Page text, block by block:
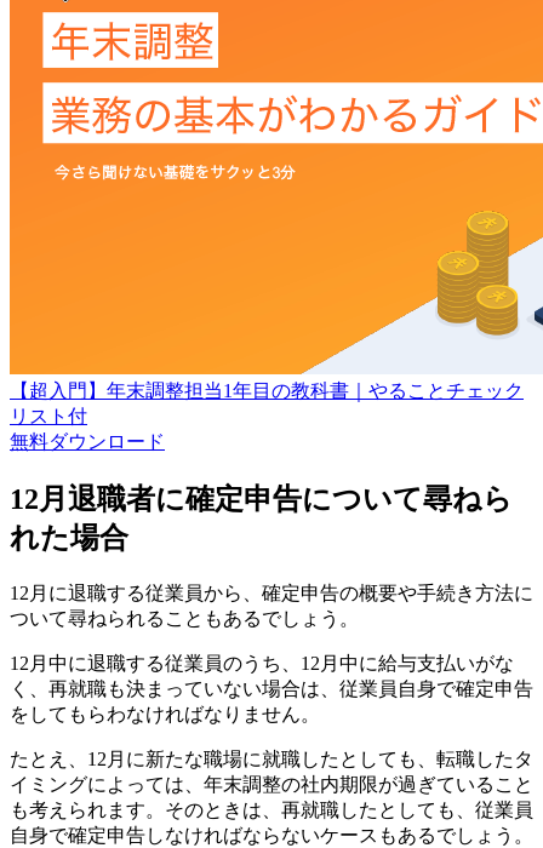
【超入門】年末調整担当1年目の教科書｜やることチェック
リスト付
無料ダウンロード
12月退職者に確定申告について尋ねら
れた場合
12月に退職する従業員から、確定申告の概要や手続き方法に
ついて尋ねられることもあるでしょう。
12月中に退職する従業員のうち、12月中に給与支払いがな
く、再就職も決まっていない場合は、従業員自身で確定申告
をしてもらわなければなりません。
たとえ、12月に新たな職場に就職したとしても、転職したタ
イミングによっては、年末調整の社内期限が過ぎていること
も考えられます。そのときは、再就職したとしても、従業員
自身で確定申告しなければならないケースもあるでしょう。